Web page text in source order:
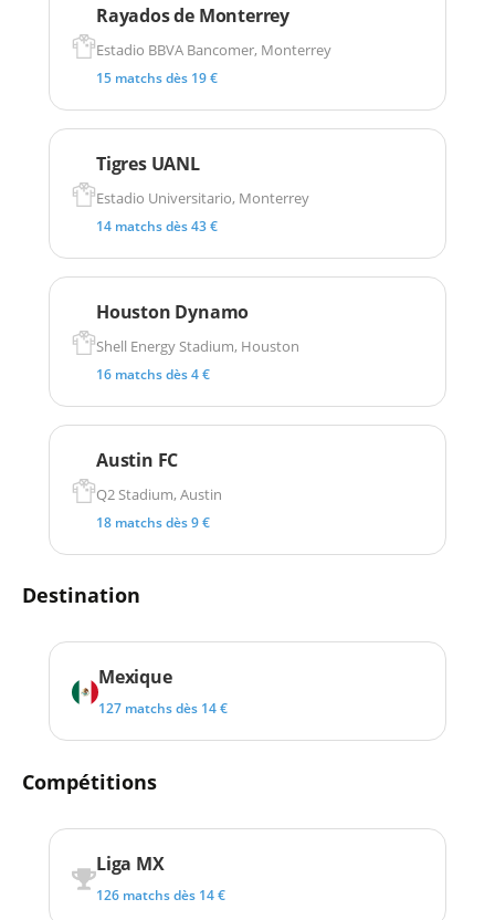
Rayados de Monterrey
Estadio BBVA Bancomer, Monterrey
15 matchs dès 19 €
Tigres UANL
Estadio Universitario, Monterrey
14 matchs dès 43 €
Houston Dynamo
Shell Energy Stadium, Houston
16 matchs dès 4 €
Austin FC
Q2 Stadium, Austin
18 matchs dès 9 €
Destination
Mexique
127 matchs dès 14 €
Compétitions
Liga MX
126 matchs dès 14 €